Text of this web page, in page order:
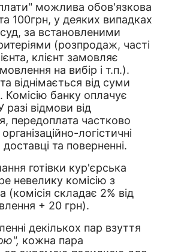
можлива обов'язкова
100грн, у деяких випадках
за встановленими
(розпродаж, часті
клієнт замовляє
на вибір і т.п.).
віднімається від суми
Комісію банку оплачує
разі відмови від
передоплата частково
логістичні
та поверненні.
готівки кур'єрська
невелику комісію з
(комісія складає 2% від
+ 20 грн).
декількох пар взуття
кожна пара